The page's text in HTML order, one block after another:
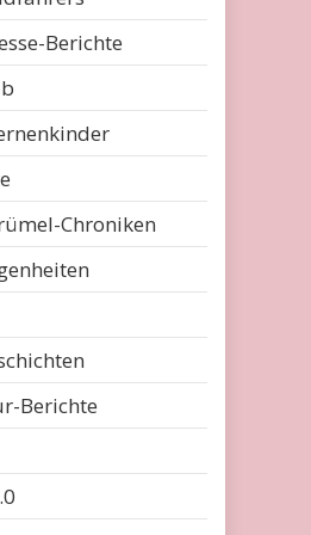
Berichte
Chroniken
Berichte